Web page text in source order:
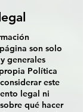
son solo
generales
Política
este
legal ni
qué hacer